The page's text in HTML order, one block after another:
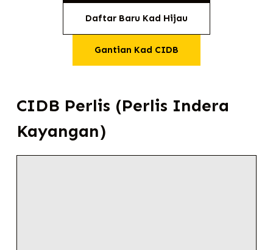
Daftar Baru Kad Hijau
Gantian Kad CIDB
CIDB Perlis (Perlis Indera
Kayangan)